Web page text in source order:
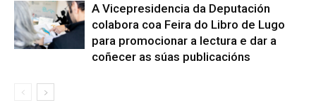
A Vicepresidencia da Deputación
colabora coa Feira do Libro de Lugo
para promocionar a lectura e dar a
coñecer as súas publicacións